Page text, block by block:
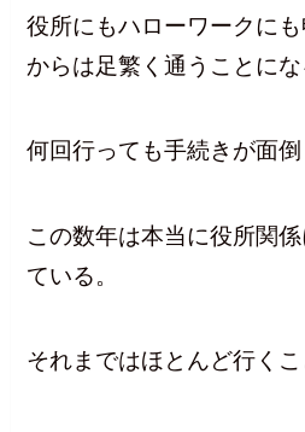
役所にもハローワークに
からは足繁く通うことにな
何回行っても手続きが面倒
この数年は本当に役所関
ている。
それまではほとんど行くこ